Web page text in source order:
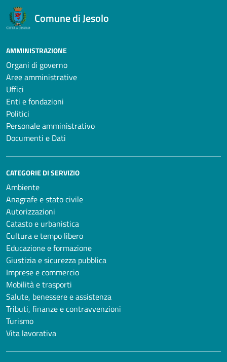
Comune di Jesolo
AMMINISTRAZIONE
Organi di governo
Aree amministrative
Uffici
Enti e fondazioni
Politici
Personale amministrativo
Documenti e Dati
CATEGORIE DI SERVIZIO
Ambiente
Anagrafe e stato civile
Autorizzazioni
Catasto e urbanistica
Cultura e tempo libero
Educazione e formazione
Giustizia e sicurezza pubblica
Imprese e commercio
Mobilità e trasporti
Salute, benessere e assistenza
Tributi, finanze e contravvenzioni
Turismo
Vita lavorativa